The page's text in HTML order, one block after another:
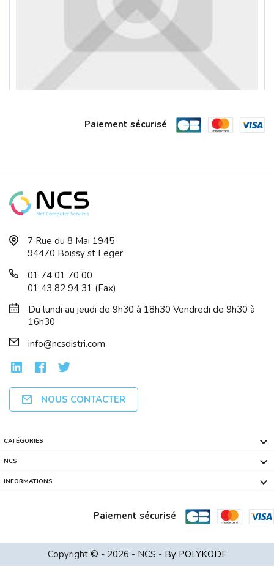
ASUS Rog Strix G16 G615JMR-DICRV235W ...
Paiement sécurisé
7 Rue du 8 Mai 1945
94470 Boissy st Leger
01 74 01 70 00
01 43 82 94 31 (Fax)
Du lundi au jeudi de 9h30 à 18h30 Vendredi de 9h30 à
16h30
info@ncsdistri.com
NOUS CONTACTER
CATÉGORIES 
NCS 
INFORMATIONS 
Paiement sécurisé
Copyright © - 2026 - NCS - By POLYKODE